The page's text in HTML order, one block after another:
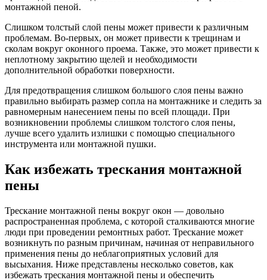
монтажной пеной.
Слишком толстый слой пены может привести к различным
проблемам. Во-первых, он может привести к трещинам и
сколам вокруг оконного проема. Также, это может привести к
неплотному закрытию щелей и необходимости
дополнительной обработки поверхности.
Для предотвращения слишком большого слоя пены важно
правильно выбирать размер сопла на монтажнике и следить за
равномерным нанесением пены по всей площади. При
возникновении проблемы слишком толстого слоя пены,
лучше всего удалить излишки с помощью специального
инструмента или монтажной пушки.
Как избежать трескания монтажной
пены
Трескание монтажной пены вокруг окон — довольно
распространенная проблема, с которой сталкиваются многие
люди при проведении ремонтных работ. Трескание может
возникнуть по разным причинам, начиная от неправильного
применения пены до неблагоприятных условий для
высыхания. Ниже представлены несколько советов, как
избежать трескания монтажной пены и обеспечить